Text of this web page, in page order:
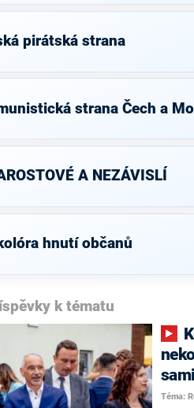
pirátská strana
strana Čech a
A NEZÁVISLÍ
hnutí občanů
k tématu
Téma: